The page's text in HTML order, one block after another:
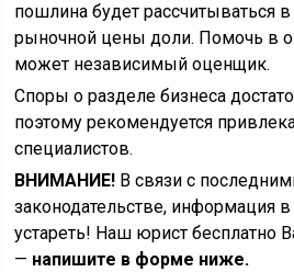
пошлина будет рассчитываться
рыночной цены доли. Помочь в
может независимый оценщик.
Споры о разделе бизнеса
поэтому рекомендуется
специалистов.
ВНИМАНИЕ! В связи с
законодательстве, информация в
устареть! Наш юрист бесплатно
— напишите в форме ниже.